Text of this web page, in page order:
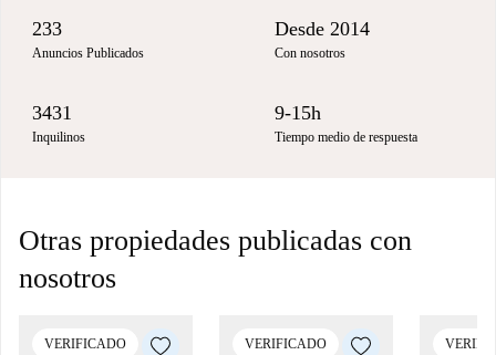
233
Anuncios Publicados
Desde 2014
Con nosotros
3431
Inquilinos
9-15h
Tiempo medio de respuesta
Otras propiedades publicadas con
nosotros
VERIFICADO VERIFICADO